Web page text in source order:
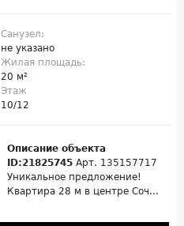
Санузел:
не указано
Жилая площадь:
20 м²
Этаж
10/12
Описание объекта
ID:21825745 Арт. 135157717
Уникальное предложение!
Квартира 28 м в центре Соч...